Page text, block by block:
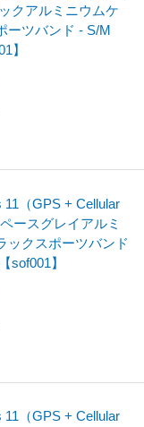
クアルミニウムケ
ーツバンド - S/M
】
11（GPS + Cellular
ースグレイアルミ
ックスポーツバンド
sof001】
11（GPS + Cellular